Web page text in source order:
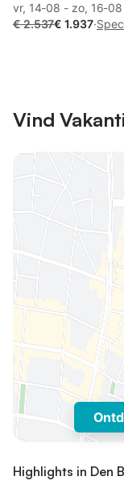
vr, 14-08 - zo, 16-08
€ 2.537€ 1.937·
Vind
Highlights in Den